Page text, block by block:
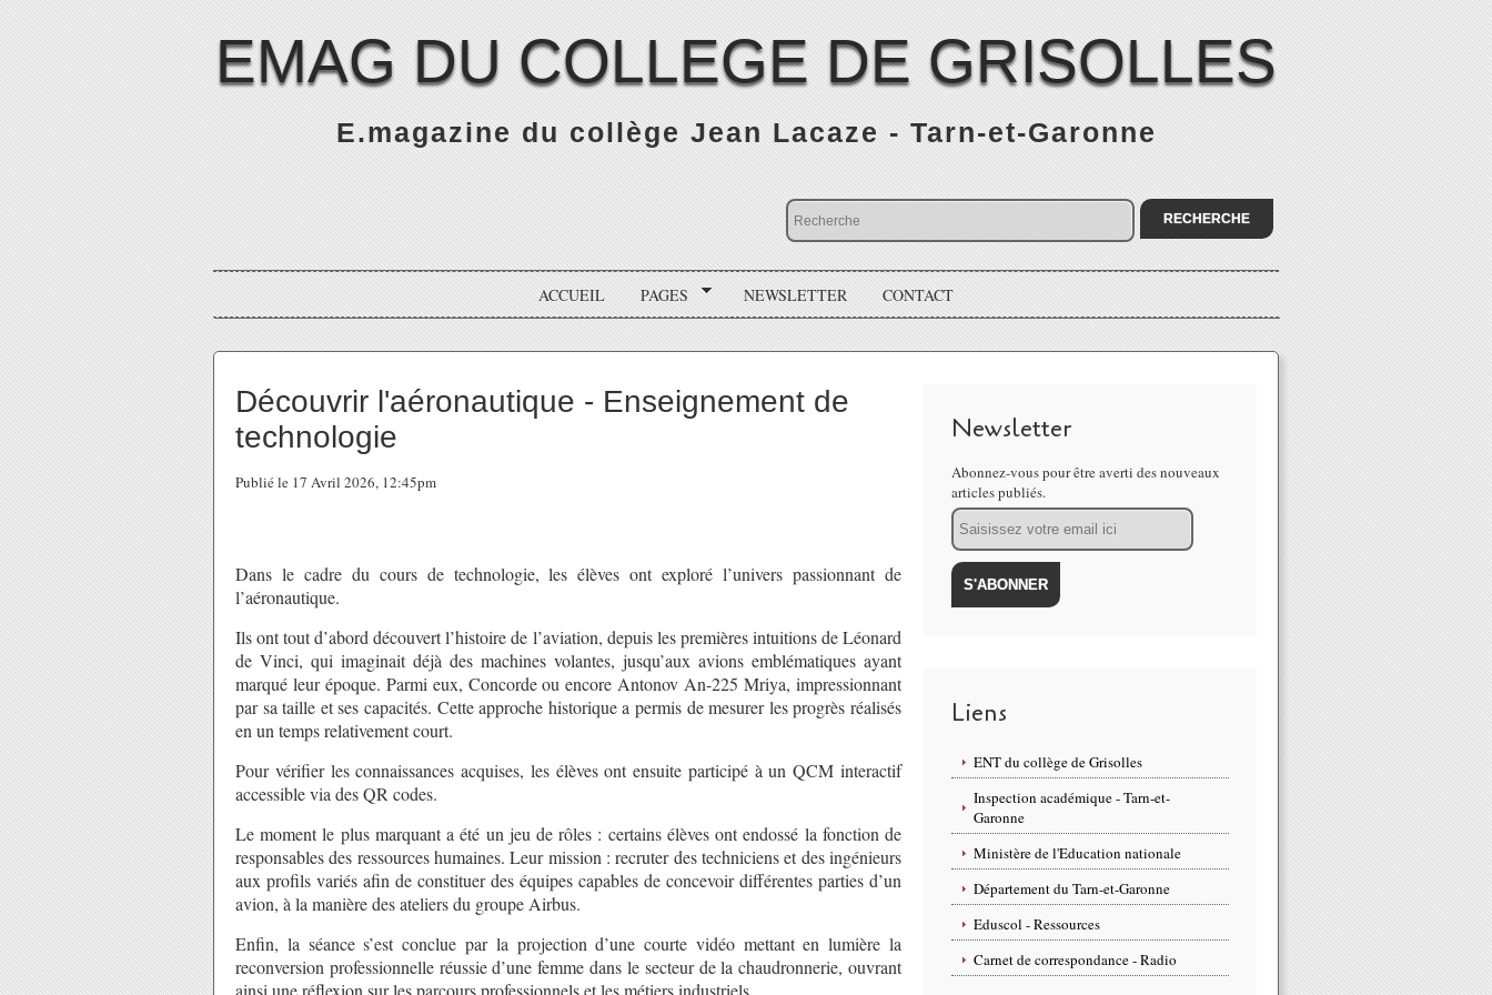
EMAG DU COLLEGE DE GRISOLLES
E.magazine du collège Jean Lacaze - Tarn-et-Garonne
ACCUEIL PAGES NEWSLETTER CONTACT
Découvrir l'aéronautique - Enseignement de
technologie
Publié le 17 Avril 2026, 12:45pm
Dans le cadre du cours de technologie, les élèves ont exploré l’univers passionnant de
l’aéronautique.
Ils ont tout d’abord découvert l’histoire de l’aviation, depuis les premières intuitions deLéonard
de Vinci, qui imaginait déjà des machines volantes, jusqu’aux avions emblématiques ayant
marqué leur époque. Parmi eux, Concordeou encore Antonov An-225 Mriya, impressionnant
par sa taille et ses capacités. Cette approche historique a permis de mesurer les progrès réalisés
en un temps relativement court.
Pour vérifier les connaissances acquises, les élèves ont ensuite participé à un QCM interactif
accessible via des QR codes.
Le moment le plus marquant a été un jeu de rôles : certains élèves ont endossé la fonction de
responsables des ressources humaines. Leur mission : recruter des techniciens et des ingénieurs
aux profils variés afin de constituer des équipes capables de concevoir différentes parties d’un
avion, à la manière des ateliers du groupe Airbus.
Enfin, la séance s’est conclue par la projection d’une courte vidéo mettant en lumière la
reconversion professionnelle réussie d’une femme dans le secteur de la chaudronnerie, ouvrant
ainsi une réflexion sur les parcours professionnels et les métiers industriels.
Newsletter
Abonnez-vous pour être averti des nouveaux
articles publiés.
Email
Liens
ENT du collège de Grisolles
Inspection académique - Tarn-et-
Garonne
Ministère de l'Education nationale
Département du Tarn-et-Garonne
Eduscol - Ressources
Carnet de correspondance - Radio